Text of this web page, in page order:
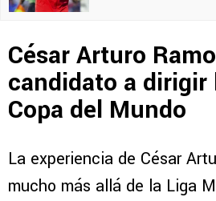
César Arturo
candidato a dirigir
Copa del Mundo
La experiencia de César
mucho más allá de la Liga